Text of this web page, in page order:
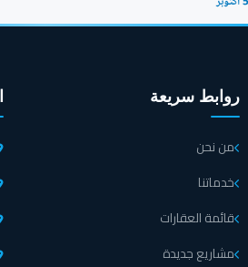
روابط سريعة
من نحن
خدماتنا
قائمة العقارات
مشاريع جديدة